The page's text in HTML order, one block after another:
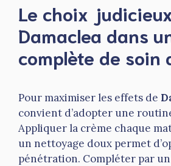
Le choix
Damaclea dans
complète de soin
Pour maximiser les effets de
convient d’adopter une
Appliquer la crème chaque
un nettoyage doux permet
pénétration. Compléter par